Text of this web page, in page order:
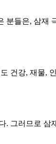
분들은, 삼재
건강, 재물,
. 그러므로 삼